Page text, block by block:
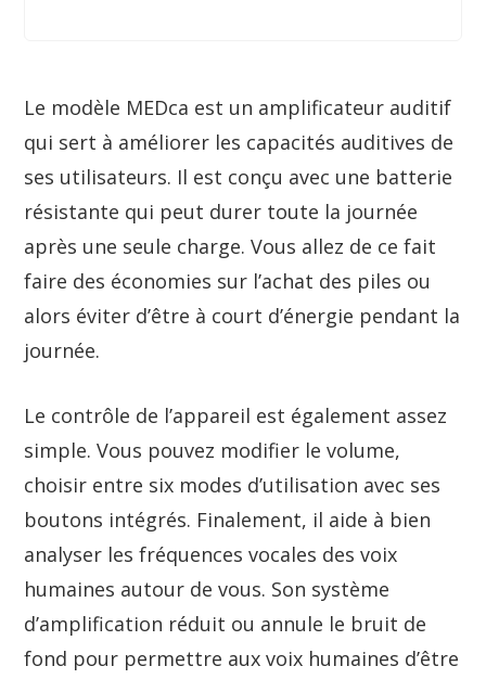
Le modèle MEDca est un amplificateur auditif
qui sert à améliorer les capacités auditives de
ses utilisateurs. Il est conçu avec une batterie
résistante qui peut durer toute la journée
après une seule charge. Vous allez de ce fait
faire des économies sur l’achat des piles ou
alors éviter d’être à court d’énergie pendant la
journée.
Le contrôle de l’appareil est également assez
simple. Vous pouvez modifier le volume,
choisir entre six modes d’utilisation avec ses
boutons intégrés. Finalement, il aide à bien
analyser les fréquences vocales des voix
humaines autour de vous. Son système
d’amplification réduit ou annule le bruit de
fond pour permettre aux voix humaines d’être